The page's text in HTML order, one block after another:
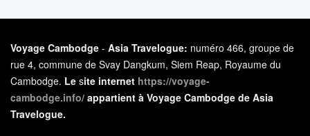
Voyage Cambodge - Asia Travelogue: numéro 466, groupe de
rue 4, commune de Svay Dangkum, Siem Reap, Royaume du
Cambodge. Le site internet https://voyage-
cambodge.info/ appartient à Voyage Cambodge de Asia
Travelogue.